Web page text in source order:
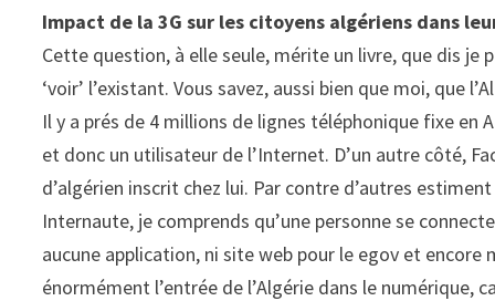
Impact de la 3G sur les citoyens algériens dans
Cette question, à elle seule, mérite un livre, que dis je
‘voir’ l’existant. Vous savez, aussi bien que moi, que
Il y a prés de 4 millions de lignes téléphonique fixe en
et donc un utilisateur de l’Internet. D’un autre côté,
d’algérien inscrit chez lui. Par contre d’autres
Internaute, je comprends qu’une personne se
aucune application, ni site web pour le egov et
énormément l’entrée de l’Algérie dans le numérique,